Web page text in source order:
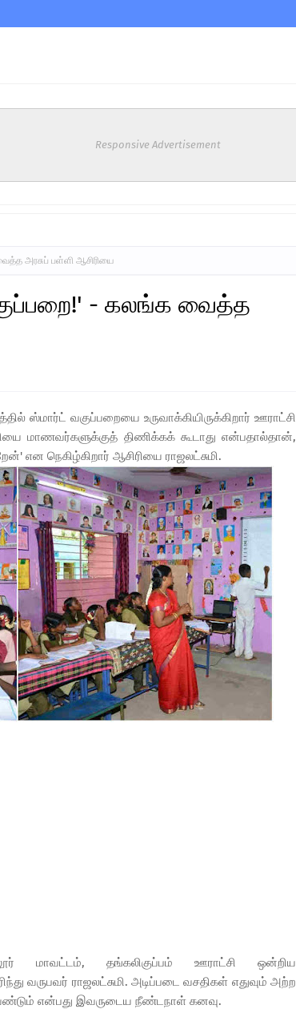
Responsive Advertisement
அரசுப் பள்ளி ஆசிரியை
- கலங்க வைத்த
ஸ்மார்ட் வகுப்பறையை உருவாக்கியிருக்கிறார் ஊராட்சி
மாணவர்களுக்குத் திணிக்கக் கூடாது என்பதால்தான்,
என நெகிழ்கிறார் ஆசிரியை ராஜலட்சுமி.
மாவட்டம், தங்கலிகுப்பம் ஊராட்சி ஒன்றிய
வருபவர் ராஜலட்சுமி. அடிப்படை வசதிகள் எதுவும் அற்ற
என்பது இவருடைய நீண்டநாள் கனவு.